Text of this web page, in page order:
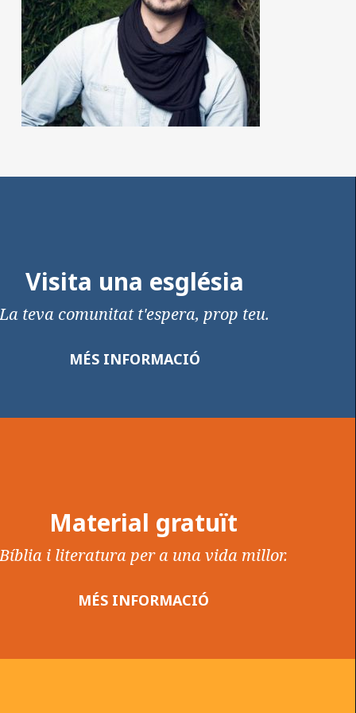
Visita una església
La teva comunitat t'espera, prop teu.
MÉS INFORMACIÓ
Material gratuït
Bíblia i literatura per a una vida millor.
MÉS INFORMACIÓ